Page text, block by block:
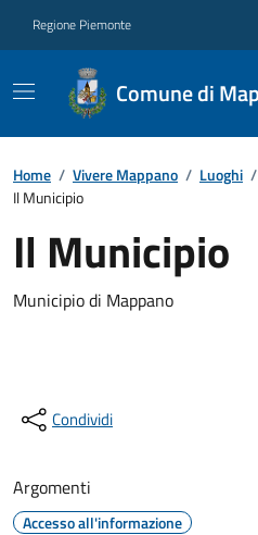
Regione Piemonte
Comune di
Home / Vivere Mappano / Luoghi /
Il Municipio
Il Municipio
Municipio di Mappano
Condividi
Argomenti
Accesso all'informazione